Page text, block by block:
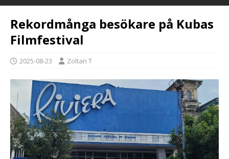
Rekordmånga besökare på Kubas
Filmfestival
2025-08-23 Zoltan T